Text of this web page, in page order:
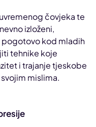
čovjeka te
izloženi,
pogotovo kod mladih
tehnike koje
i trajanje tjeskobe
mislima.